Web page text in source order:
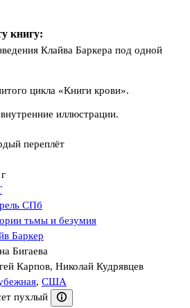
книгу:
Клайва Баркера под одной
цикла «Книги крови».
иллюстрации.
переплёт
СПб
тьмы и безумия
Баркер
Бигаева
Карпов, Николай Кудрявцев
, США
пухлый